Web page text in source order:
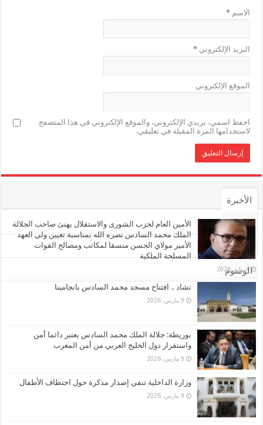
الاسم*
البريد الإلكتروني*
الموقع الإلكتروني
احفظ اسمي، بريدي الإلكتروني، والموقع الإلكتروني في هذا المتصفح
لاستخدامها المرة المقبلة في تعليقي.
الأخيرة
الأشهر
تعليقات
الوسوم
الأمين العام لحزب الشورى والاستقلال يهنئ صاحب الجلالة
الملك محمد السادس نصره الله بمناسبة تعيين ولي العهد
الأمير مولاي الحسن منسقا لمكاتب ومصالح القوات
المسلحة الملكية
4 مايو، 2026
تشاد .. افتتاح مسجد محمد السادس بانجامينا
9 مارس، 2026
بوريطة: جلالة الملك محمد السادس يعتبر دائما أمن
واستقرار دول الخليج العربي من أمن المغرب
9 مارس، 2026
وزارة الداخلية تنفي إصدار مذكرة حول اختطاف الأطفال
9 مارس، 2026